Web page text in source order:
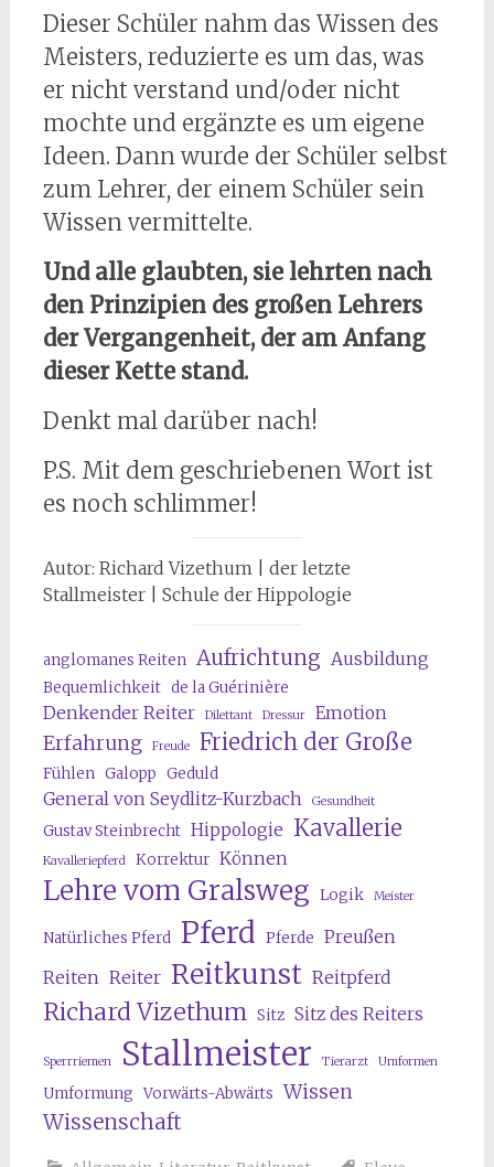
Dieser Schüler nahm das Wissen des
Meisters, reduzierte es um das, was
er nicht verstand und/oder nicht
mochte und ergänzte es um eigene
Ideen. Dann wurde der Schüler selbst
zum Lehrer, der einem Schüler sein
Wissen vermittelte.
Und alle glaubten, sie lehrten nach
den Prinzipien des großen Lehrers
der Vergangenheit, der am Anfang
dieser Kette stand.
Denkt mal darüber nach!
P.S. Mit dem geschriebenen Wort ist
es noch schlimmer!
Autor: Richard Vizethum | der letzte
Stallmeister | Schule der Hippologie
anglomanes Reiten Aufrichtung Ausbildung
Bequemlichkeit de la Guérinière
Denkender Reiter Dilettant Dressur Emotion
Erfahrung Freude Friedrich der Große
Fühlen Galopp Geduld
General von Seydlitz-Kurzbach Gesundheit
Gustav Steinbrecht Hippologie Kavallerie
Kavalleriepferd Korrektur Können
Lehre vom Gralsweg Logik Meister
Natürliches Pferd Pferd Pferde Preußen
Reiten Reiter Reitkunst Reitpferd
Richard Vizethum Sitz Sitz des Reiters
Sperrriemen Stallmeister Tierarzt Umformen
Umformung Vorwärts-Abwärts Wissen
Wissenschaft